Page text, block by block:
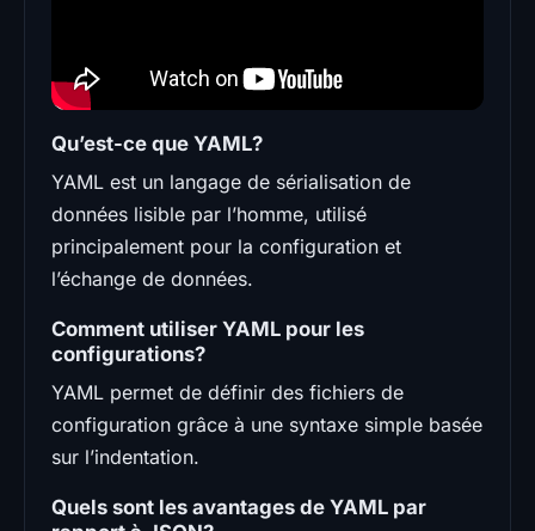
Qu’est-ce que YAML?
YAML est un langage de sérialisation de
données lisible par l’homme, utilisé
principalement pour la configuration et
l’échange de données.
Comment utiliser YAML pour les
configurations?
YAML permet de définir des fichiers de
configuration grâce à une syntaxe simple basée
sur l’indentation.
Quels sont les avantages de YAML par